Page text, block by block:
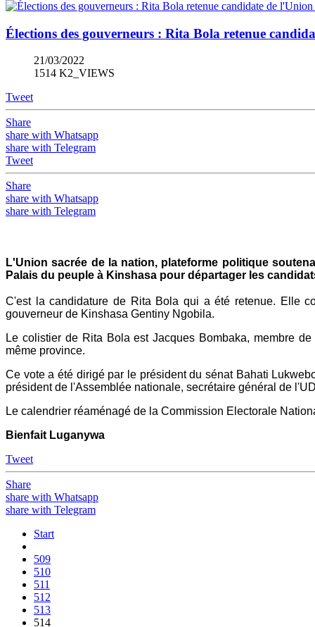
Élections des gouverneurs : Rita Bola retenue
21/03/2022
1514 K2_VIEWS
Tweet
Share
share with Whatsapp
share with Telegram
Tweet
Share
share with Whatsapp
share with Telegram
L'Union sacrée de la nation, plateforme politique
Palais du peuple à Kinshasa pour départager les
C'est la candidature de Rita Bola qui a été retenue. Elle
gouverneur de Kinshasa Gentiny Ngobila.
Le colistier de Rita Bola est Jacques Bombaka, membre
même province.
Ce vote a été dirigé par le président du sénat Bahati
président de l'Assemblée nationale, secrétaire général de
Le calendrier réaménagé de la Commission Electorale
Bienfait Luganywa
Tweet
Share
share with Whatsapp
share with Telegram
Start
509
510
511
512
513
514